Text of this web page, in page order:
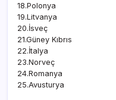
18.Polonya
19.Litvanya
20.İsveç
21.Güney Kıbrıs
22.İtalya
23.Norveç
24.Romanya
25.Avusturya